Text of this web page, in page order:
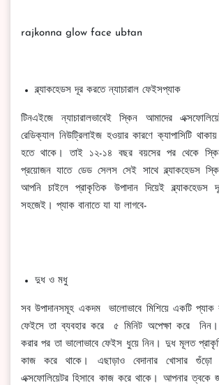
rajkonna glow face ubtan
ব্ল্যাকহেডস দূর করতে ন্যাচারাল ফেইসপ্যাক
টিনএইজে ন্যাচারালভাবেই স্কিন আমাদের
রেডিক্যাল নিউট্রিলাইজ হওয়ার কারণে ক্যাপাসিটি
হতে থাকে। তাই ১২-১৪ বছর বয়সের পর থেকে
প্রয়োজন যাতে ডেড সেলস সেই সাথে ব্ল্যাকহেডস
আপনি চাইলে প্রাকৃতিক উপাদান দিয়েই ব্ল্যাকহেডস
সহজেই। প্যাক বানাতে যা যা লাগবে-
দুধ ও মধু
সব উপাদানসমূহ একদম ভালোভাবে মিশিয়ে একটি প্যাক
ফেইসে তা ব্যবহার করে ৫ মিনিট অপেক্ষা করে
করার পর তা ভালোভাবে ফেইস ধুয়ে নিন। দুধ মূলত
কাজ করে থাকে। এছাড়াও বেদানার খোসার গুঁড়ো
এক্সফোলিয়েটর হিসাবে কাজ করে থাকে। আপনার ত্বকে